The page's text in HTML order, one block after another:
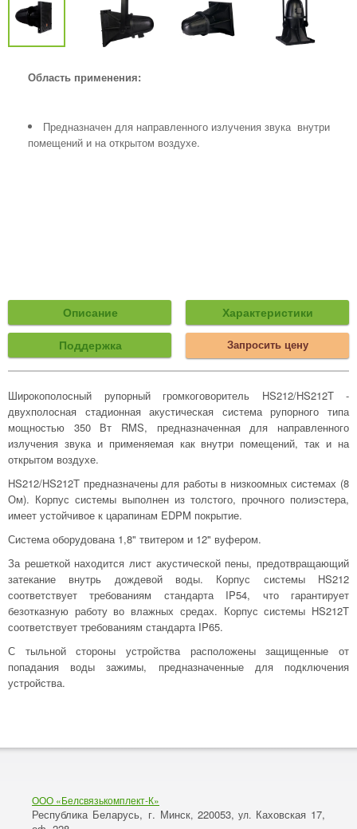
Область применения:
Предназначен для направленного излучения звука внутри
помещений и на открытом воздухе.
Описание Характеристики
Поддержка Запросить цену
Широкополосный рупорный громкоговоритель HS212/HS212T -
двухполосная стадионная акустическая система рупорного типа
мощностью 350 Вт RMS, предназначенная для направленного
излучения звука и применяемая как внутри помещений, так и на
открытом воздухе.
HS212/HS212T предназначены для работы в низкоомных системах (8
Ом). Корпус системы выполнен из толстого, прочного полиэстера,
имеет устойчивое к царапинам EDPM покрытие.
Система оборудована 1,8" твитером и 12" вуфером.
За решеткой находится лист акустической пены, предотвращающий
затекание внутрь дождевой воды. Корпус системы HS212
соответствует требованиям стандарта IP54, что гарантирует
безотказную работу во влажных средах. Корпус системы HS212T
соответствует требованиям стандарта IP65.
С тыльной стороны устройства расположены защищенные от
попадания воды зажимы, предназначенные для подключения
устройства.
ООО «Белсвязькомплект-К»
Республика Беларусь, г. Минск, 220053, ул. Каховская 17,